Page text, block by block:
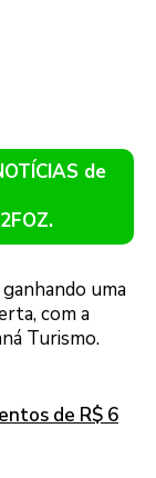
de
uma
com a
Turismo.
de R$ 6